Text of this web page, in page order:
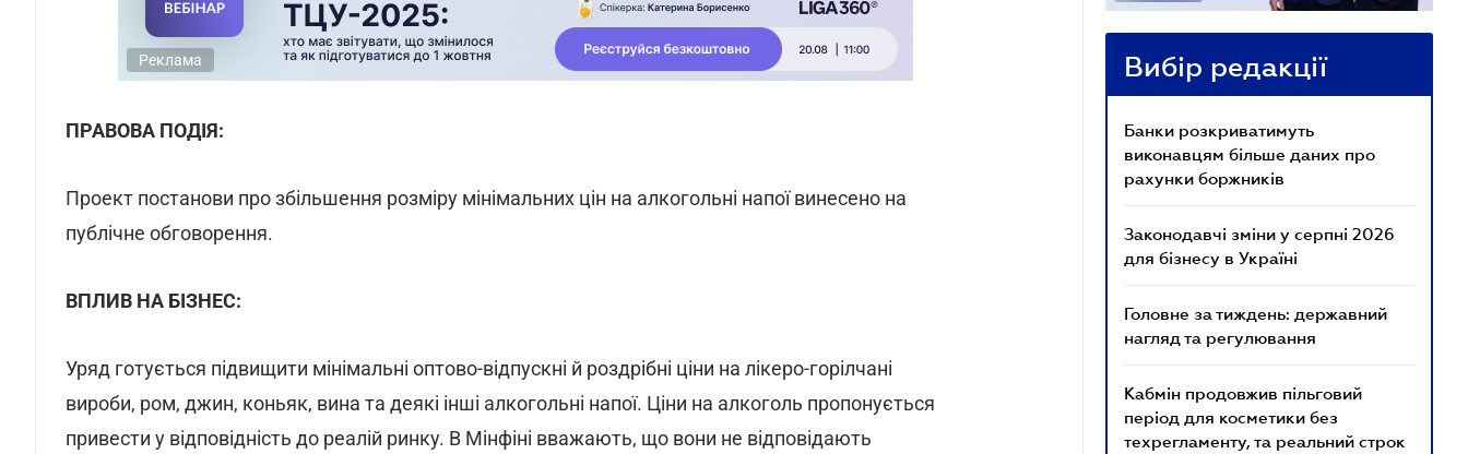
Реклама
ПРАВОВА ПОДІЯ:
Проект постанови про збільшення розміру мінімальних цін на алкогольні напої винесено на
публічне обговорення.
ВПЛИВ НА БІЗНЕС:
Уряд готується підвищити мінімальні оптово-відпускні й роздрібні ціни на лікеро-горілчані
вироби, ром, джин, коньяк, вина та деякі інші алкогольні напої. Ціни на алкоголь пропонується
привести у відповідність до реалій ринку. В Мінфіні вважають, що вони не відповідають
Вибір редакції
Банки розкриватимуть
виконавцям більше даних про
рахунки боржників
Законодавчі зміни у серпні 2026
для бізнесу в Україні
Головне за тиждень: державний
нагляд та регулювання
Кабмін продовжив пільговий
період для косметики без
техрегламенту, та реальний строк